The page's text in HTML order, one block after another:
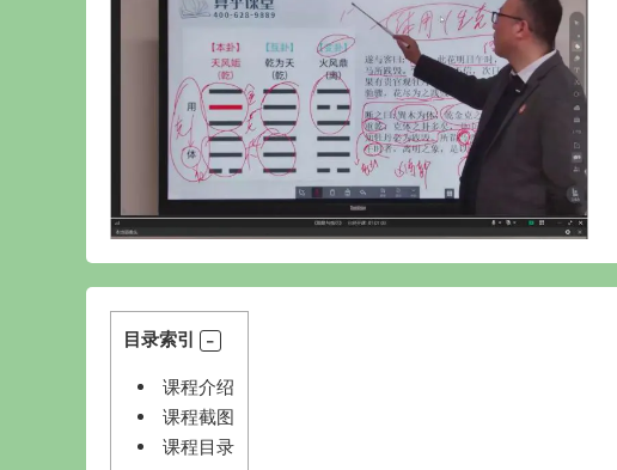
目录索引
课程介绍
课程截图
课程目录